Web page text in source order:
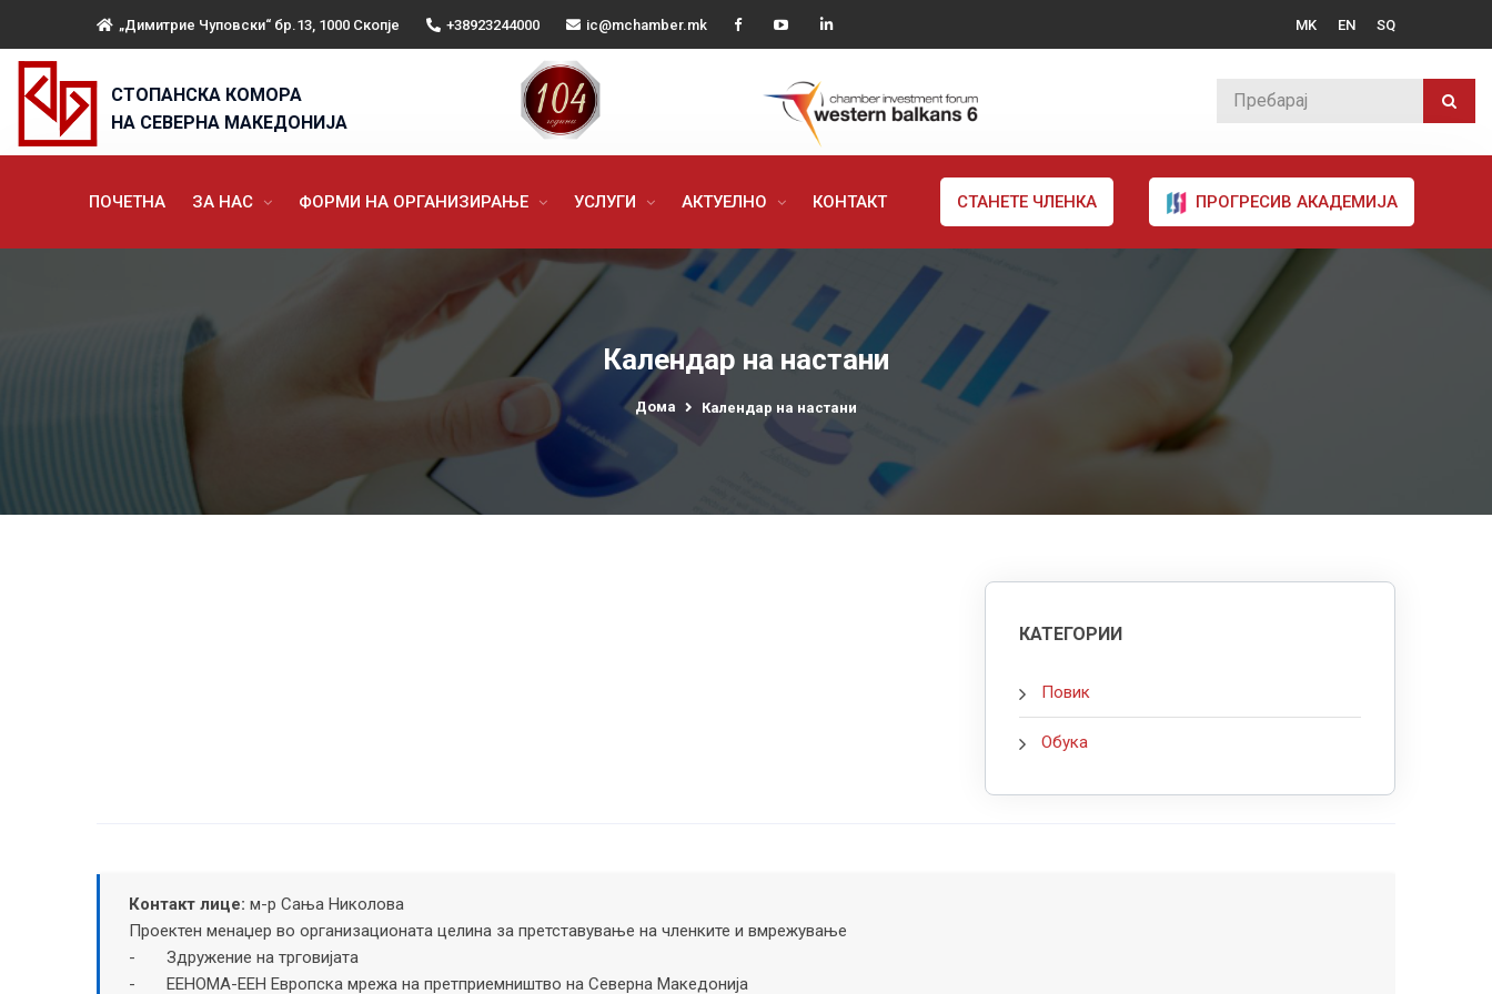
„Димитрие Чуповски“ бр.13, 1000 Скопје +38923244000 ic@mchamber.mk MK EN SQ
СТОПАНСКА КОМОРА
НА СЕВЕРНА МАКЕДОНИЈА
ПОЧЕТНА ЗА НАС ФОРМИ НА ОРГАНИЗИРАЊЕ УСЛУГИ АКТУЕЛНО КОНТАКТ СТАНЕТЕ ЧЛЕНКА ПРОГРЕСИВ АКАДЕМИЈА
Календар на настани
Дома Календар на настани
КАТЕГОРИИ
Повик
Обука
Контакт лице: м-р Сања Николова
Проектен менаџер во организационата целина за претставување на членките и вмрежување
- Здружение на трговијата
- ЕЕНОМА-EEН Европска мрежа на претприемништво на Северна Македонија